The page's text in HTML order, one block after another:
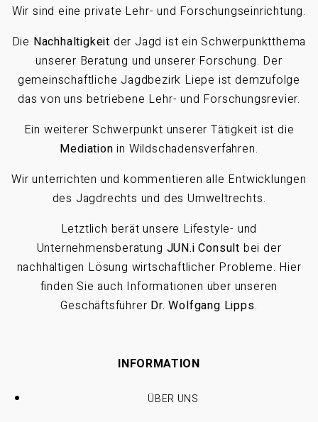
Wir sind eine private Lehr- und Forschungseinrichtung.
Die Nachhaltigkeit der Jagd ist ein Schwerpunktthema
unserer Beratung und unserer Forschung. Der
gemeinschaftliche Jagdbezirk Liepe ist demzufolge
das von uns betriebene Lehr- und Forschungsrevier.
Ein weiterer Schwerpunkt unserer Tätigkeit ist die
Mediation in Wildschadensverfahren.
Wir unterrichten und kommentieren alle Entwicklungen
des Jagdrechts und des Umweltrechts.
Letztlich berät unsere Lifestyle- und
Unternehmensberatung JUN.i Consult bei der
nachhaltigen Lösung wirtschaftlicher Probleme. Hier
finden Sie auch Informationen über unseren
Geschäftsführer Dr. Wolfgang Lipps.
INFORMATION
ÜBER UNS